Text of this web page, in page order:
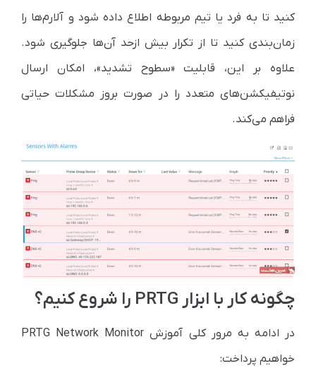
کنید تا به فرد یا تیم مربوطه اطلاع داده شود و آلارم‌ها را
زمان‌بندی کنید تا از تکرار بیش ازحد آن‌ها جلوگیری شود.
علاوه بر این، قابلیت «سطوح تشدید»، امکان ارسال
نوتیفیکشن‌های متعدد را در صورت بروز مشکلات حیاتی
فراهم می‌کند.
چگونه کار با ابزار PRTG را شروع کنیم؟
در ادامه به مرور کلی آموزش PRTG Network Monitor
خواهیم پرداخت: